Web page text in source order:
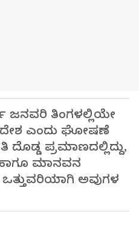
ಜನವರಿ ತಿಂಗಳಲ್ಲಿಯೇ
ಎಂದು ಘೋಷಣೆ
ಪ್ರಮಾಣದಲ್ಲಿದ್ದು,
ಮಾನವನ
ಅವುಗಳ